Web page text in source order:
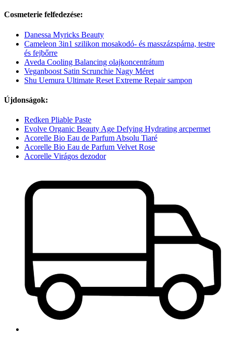
Cosmeterie felfedezése:
Danessa Myricks Beauty
Cameleon 3in1 szilikon mosakodó- és masszázspárna, testre
és fejbőrre
Aveda Cooling Balancing olajkoncentrátum
Veganboost Satin Scrunchie Nagy Méret
Shu Uemura Ultimate Reset Extreme Repair sampon
Újdonságok:
Redken Pliable Paste
Evolve Organic Beauty Age Defying Hydrating arcpermet
Acorelle Bio Eau de Parfum Absolu Tiaré
Acorelle Bio Eau de Parfum Velvet Rose
Acorelle Virágos dezodor